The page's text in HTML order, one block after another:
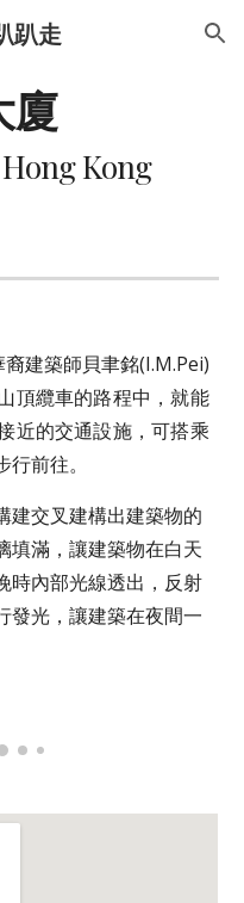
Skip to navigation
趴走
廈
Kong
建築師貝聿銘(I.M.Pei)
頂纜車的路程中，就能
近的交通設施，可搭乘
前往。
建交叉建構出建築物的
填滿，讓建築物在白天
時內部光線透出，反射
發光，讓建築在夜間一